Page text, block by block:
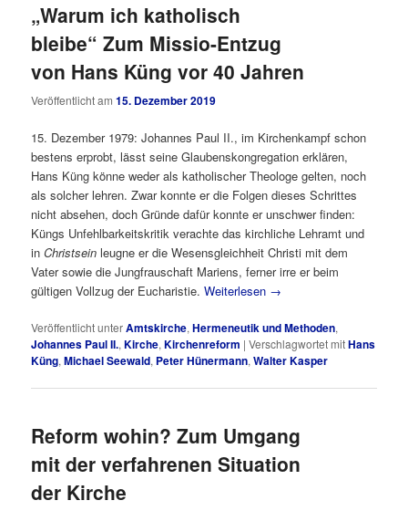
„Warum ich katholisch
bleibe“ Zum Missio-Entzug
von Hans Küng vor 40 Jahren
Veröffentlicht am15. Dezember 2019
15. Dezember 1979: Johannes Paul II., im Kirchenkampf schon
bestens erprobt, lässt seine Glaubenskongregation erklären,
Hans Küng könne weder als katholischer Theologe gelten, noch
als solcher lehren. Zwar konnte er die Folgen dieses Schrittes
nicht absehen, doch Gründe dafür konnte er unschwer finden:
Küngs Unfehlbarkeitskritik verachte das kirchliche Lehramt und
inChristsein leugne er die Wesensgleichheit Christi mit dem
Vater sowie die Jungfrauschaft Mariens, ferner irre er beim
gültigen Vollzug der Eucharistie.Weiterlesen →
Veröffentlicht unterAmtskirche,Hermeneutik und Methoden,
Johannes Paul II.,Kirche,Kirchenreform |Verschlagwortet mitHans
Küng,Michael Seewald, Peter Hünermann,Walter Kasper
Reform wohin? Zum Umgang
mit der verfahrenen Situation
der Kirche